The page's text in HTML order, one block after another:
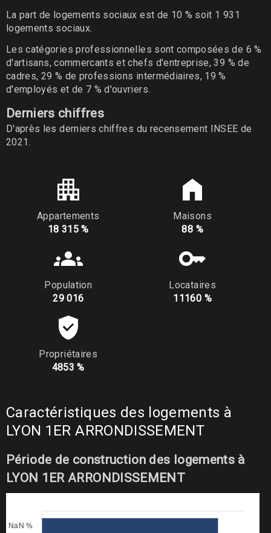
La part de logements sociaux est de 10 % soit 1 931
logements sociaux.
Les catégories professionnelles sont composées de 6 %
d'artisans, commercants et chefs d'entreprise, 39 % de
cadres, 29 % de professions intermédiaires, 19 %
d'employés et de 7 % d'ouvriers.
Derniers chiffres
D'après les derniers chiffres du recensement INSEE de
2021.
Appartements
18 315 %
Maisons
88 %
Population
29 016
Locataires
11160 %
Propriétaires
4853 %
Caractéristiques des logements à
LYON 1ER ARRONDISSEMENT
Période de construction des logements à
LYON 1ER ARRONDISSEMENT
NaN %